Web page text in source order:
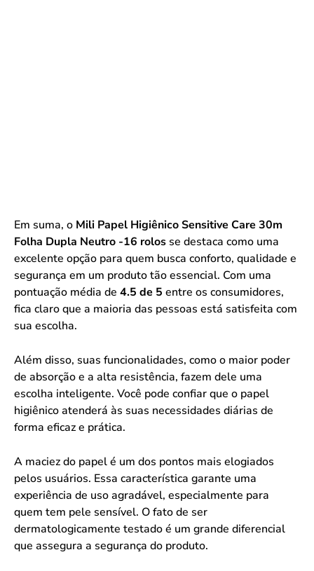
Em suma, o Mili Papel Higiênico Sensitive Care 30m
Folha Dupla Neutro -16 rolos se destaca como uma
excelente opção para quem busca conforto, qualidade e
segurança em um produto tão essencial. Com uma
pontuação média de 4.5 de 5 entre os consumidores,
fica claro que a maioria das pessoas está satisfeita com
sua escolha.
Além disso, suas funcionalidades, como o maior poder
de absorção e a alta resistência, fazem dele uma
escolha inteligente. Você pode confiar que o papel
higiênico atenderá às suas necessidades diárias de
forma eficaz e prática.
A maciez do papel é um dos pontos mais elogiados
pelos usuários. Essa característica garante uma
experiência de uso agradável, especialmente para
quem tem pele sensível. O fato de ser
dermatologicamente testado é um grande diferencial
que assegura a segurança do produto.